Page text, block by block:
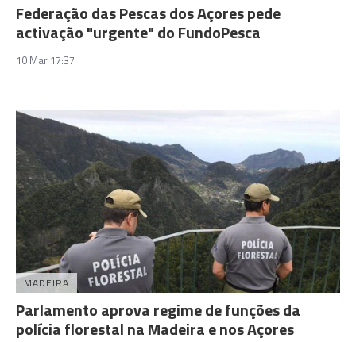
Federação das Pescas dos Açores pede
activação "urgente" do FundoPesca
10 Mar 17:37
MADEIRA
Parlamento aprova regime de funções da
polícia florestal na Madeira e nos Açores